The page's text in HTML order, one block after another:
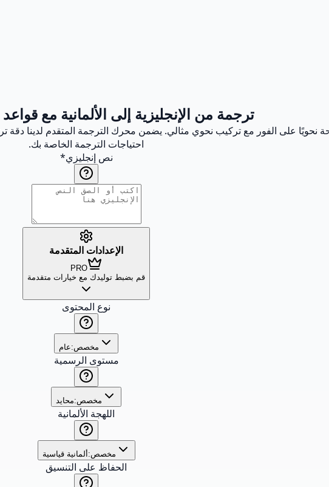
ترجمة من الإنجليزية إلى الألمانية مع
نحويًا على الفور مع تركيب نحوي مثالي. يضمن محرك الترجمة المتقدم لدينا
احتياجات الترجمة الخاصة بك.
نص إنجليزي*
الإعدادات المتقدمة
PRO
قم بضبط توليدك مع خيارات متقدمة
نوع المحتوى
مخصص:عام
مستوى الرسمية
مخصص:محايد
اللهجة الألمانية
مخصص: ألمانية قياسية
الحفاظ على التنسيق